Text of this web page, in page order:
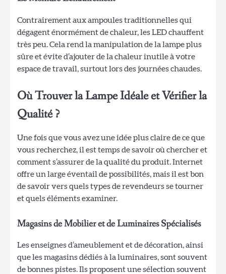
Contrairement aux ampoules traditionnelles qui
dégagent énormément de chaleur, les LED chauffent
très peu. Cela rend la manipulation de la lampe plus
sûre et évite d’ajouter de la chaleur inutile à votre
espace de travail, surtout lors des journées chaudes.
Où Trouver la Lampe Idéale et Vérifier la
Qualité ?
Une fois que vous avez une idée plus claire de ce que
vous recherchez, il est temps de savoir où chercher et
comment s’assurer de la qualité du produit. Internet
offre un large éventail de possibilités, mais il est bon
de savoir vers quels types de revendeurs se tourner
et quels éléments examiner.
Magasins de Mobilier et de Luminaires Spécialisés
Les enseignes d’ameublement et de décoration, ainsi
que les magasins dédiés à la luminaires, sont souvent
de bonnes pistes. Ils proposent une sélection souvent